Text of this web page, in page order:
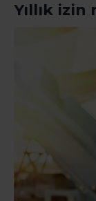
Yıllık izin